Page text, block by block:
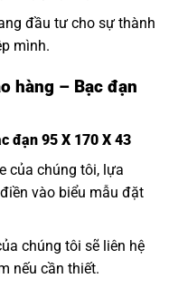
đầu tư cho sự thành
mình.
hàng – Bạc đạn
đạn 95 X 170 X 43
của chúng tôi, lựa
vào biểu mẫu đặt
chúng tôi sẽ liên hệ
nếu cần thiết.